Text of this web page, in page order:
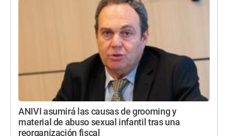
ANIVI asumirá las causas de grooming y
material de abuso sexual infantil tras una
reorganización fiscal